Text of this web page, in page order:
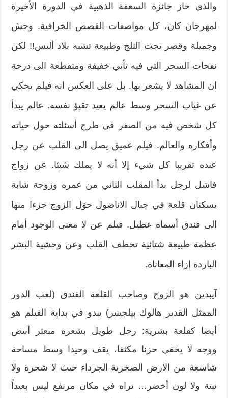
والذي حاز جائزة السعفة الذهبية في الدورة الأخيرة
لمهرجان كان، كل مواصفات القصص الخرافية. وحش
وجميلة وقصر تحت الثلج وطبيعة تشبه بلاد أليس!! لكن
نفحات السحر التي فيه تأتي خفيفة ومتقطعة الى درجة
ان المشاهد لا يشعر بها. بل على العكس انه فيلم يحكي
عن غياب السحر وسط عالم يعيد تقيؤ نفسه. عالم يبدأ
كل شخص فيه من الصفر في طرح أسئلته حول حياته
وأفكاره والعالم. فيلم عميق يصل الى القلب عن رجل
عنده تقريبا كل شيء إلا أنه لا يملك شيئا. عن زواج
فاشل لرجل بدأ المقلب الثاني من عمره وزوجة شابة
يسكنان قلعة في جبال الاناضول حوّل الزوج جزءا منها
الى فندق أسماه عطيل. فيلم عن لا معنى الوجود أمام
عظمة طبيعة شتائية تخطف القلب وعن وحشية البشر
الباردة إزاء المعاناة.
آيبدين هو الزوج وصاحب القلعة الفندق (لعب الدور
الممثل القدير هالوك بيلجينير) يبدو في بداية الفيلم هو
أيضا كقلعة بشرية: رجل طويل بشعره مبعثر أبيض
ووجه لا يخفي حزنا مكثفا، يقف وحيدا وسط مساحة
شاسعة من الارض الصخرية الجرداء حيث لا شجرة ولا
نبتة ولا لون أخضر… نراه في مكان مرتفع ليس بعيداً